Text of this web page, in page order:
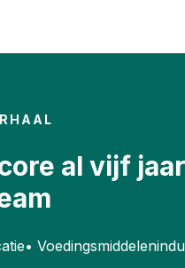
al vijf
•